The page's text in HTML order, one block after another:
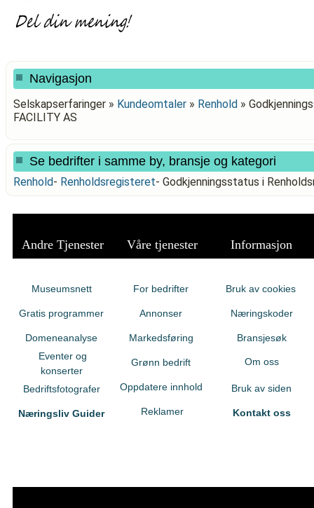
Navigasjon
Selskapserfaringer » Kundeomtaler » Renhold »
FACILITY AS
Se bedrifter i samme by, bransje og kategori
Renhold- Renholdsregisteret- Godkjenningsstatus i
Andre Tjenester Våre tjenester Informasjon
Museumsnett
Gratis programmer
Domeneanalyse
Eventer og
konserter
Bedriftsfotografer
Næringsliv Guider
For bedrifter
Annonser
Markedsføring
Grønn bedrift
Oppdatere innhold
Reklamer
Bruk av cookies
Næringskoder
Bransjesøk
Om oss
Bruk av siden
Kontakt oss